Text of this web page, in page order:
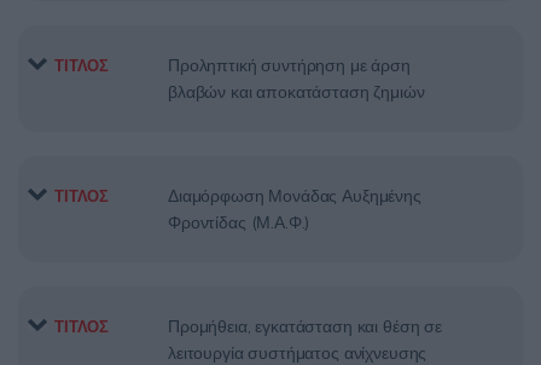
ΤΙΤΛΟΣ
Προληπτική συντήρηση με άρση
βλαβών και αποκατάσταση ζημιών
ΤΙΤΛΟΣ
Διαμόρφωση Μονάδας Αυξημένης
Φροντίδας (Μ.Α.Φ.)
ΤΙΤΛΟΣ
Προμήθεια, εγκατάσταση και θέση σε
λειτουργία συστήματος ανίχνευσης